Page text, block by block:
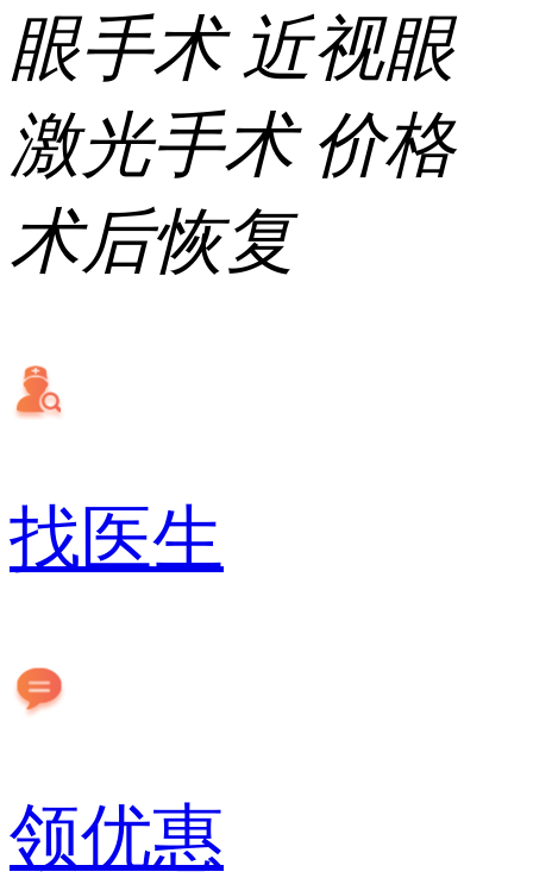
眼手术 近视眼
激光手术 价格
术后恢复
找医生
领优惠